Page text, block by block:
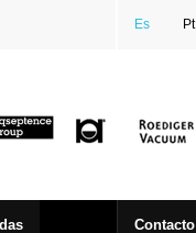
Es Pt
Contacto